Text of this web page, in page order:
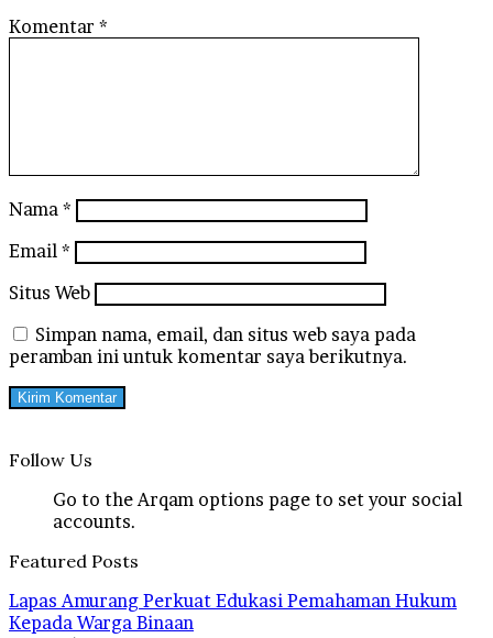
Komentar *
Nama *
Email *
Situs Web
Simpan nama, email, dan situs web saya pada
peramban ini untuk komentar saya berikutnya.
Follow Us
Go to the Arqam options page to set your social
accounts.
Featured Posts
Lapas Amurang Perkuat Edukasi Pemahaman Hukum
Kepada Warga Binaan